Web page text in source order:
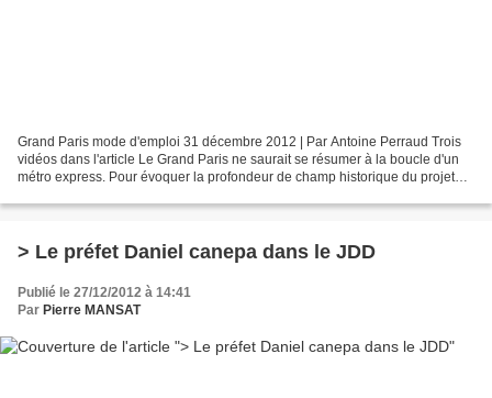
Grand Paris mode d'emploi 31 décembre 2012 | Par Antoine Perraud Trois
vidéos dans l'article Le Grand Paris ne saurait se résumer à la boucle d'un
métro express. Pour évoquer la profondeur de champ historique du projet
> Le préfet Daniel canepa dans le JDD
Publié le 27/12/2012 à 14:41
Par Pierre MANSAT